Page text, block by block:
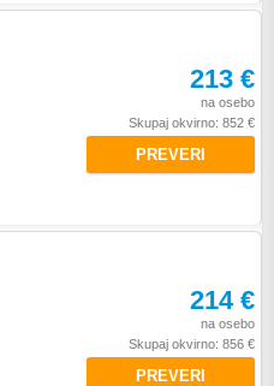
213 €
na osebo
Skupaj okvirno: 852 €
PREVERI
214 €
na osebo
Skupaj okvirno: 856 €
PREVERI